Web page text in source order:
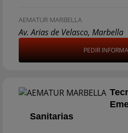
AEMATUR MARBELLA
Av. Arias de Velasco, Marbella
PEDIR
Sanitarias